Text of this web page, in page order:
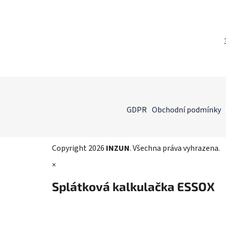
GDPR Obchodní podmínky
Copyright 2026 INZUN. Všechna práva vyhrazena.
×
Splátková kalkulačka ESSOX